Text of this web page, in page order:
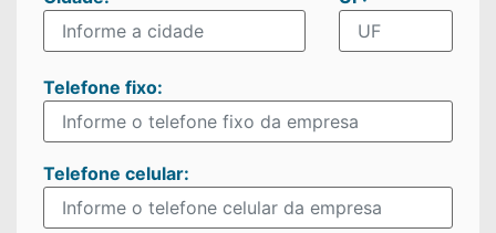
Telefone fixo:
Telefone celular: